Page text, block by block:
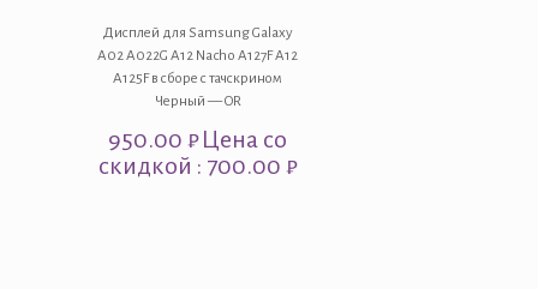
Дисплей для Samsung Galaxy
A02 A022G A12 Nacho A127F A12
A125F в сборе с тачскрином
Черный — OR
950.00₽Цена со
скидкой : 700.00 ₽